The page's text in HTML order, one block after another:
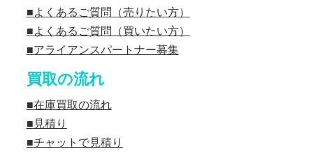
よくあるご質問（売りたい方）
よくあるご質問（買いたい方）
アライアンスパートナー募集
買取の流れ
在庫買取の流れ
見積り
チャットで見積り